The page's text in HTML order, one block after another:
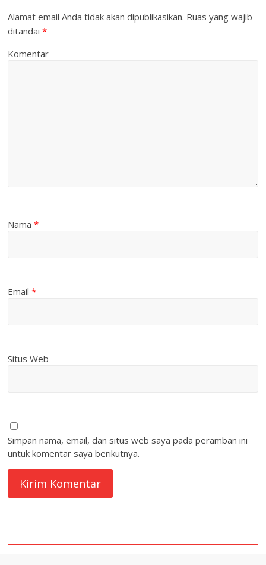
Alamat email Anda tidak akan dipublikasikan. Ruas yang wajib
ditandai*
Komentar
Nama*
Email*
Situs Web
Simpan nama, email, dan situs web saya pada peramban ini
untuk komentar saya berikutnya.